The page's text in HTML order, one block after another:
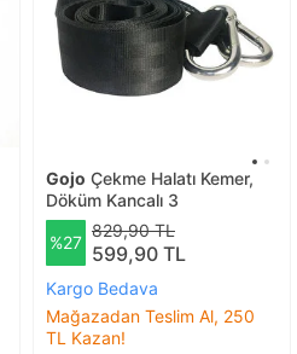
Gojo Çekme Halatı Kemer,
Döküm Kancalı 3
%27
829,90 TL
599,90 TL
Kargo Bedava
Mağazadan Teslim Al, 250
TL Kazan!